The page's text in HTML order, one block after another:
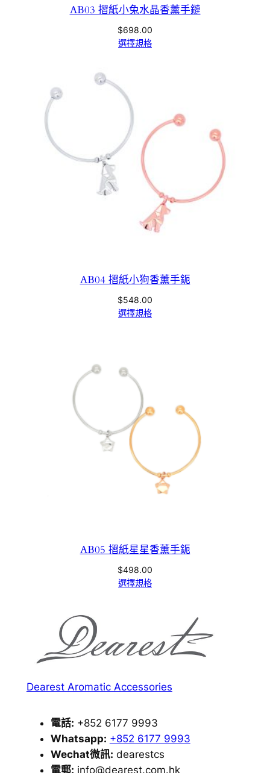
AB03 摺紙小兔水晶香薰手鏈
$698.00
選擇規格
AB04 摺紙小狗香薰手鈪
$548.00
選擇規格
AB05 摺紙星星香薰手鈪
$498.00
選擇規格
Dearest Aromatic Accessories
電話: +852 6177 9993
Whatsapp: +852 6177 9993
Wechat微訊: dearestcs
電郵: info@dearest.com.hk